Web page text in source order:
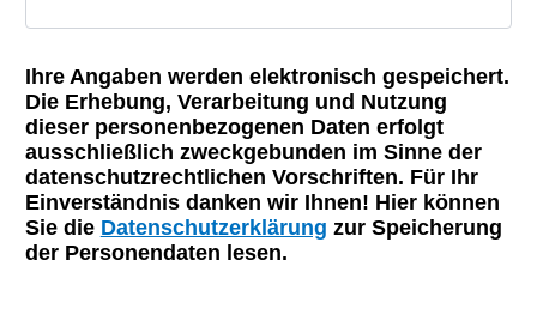
Ihre Angaben werden elektronisch gespeichert.
Die Erhebung, Verarbeitung und Nutzung
dieser personenbezogenen Daten erfolgt
ausschließlich zweckgebunden im Sinne der
datenschutzrechtlichen Vorschriften. Für Ihr
Einverständnis danken wir Ihnen! Hier können
Sie die Datenschutzerklärung zur Speicherung
der Personendaten lesen.